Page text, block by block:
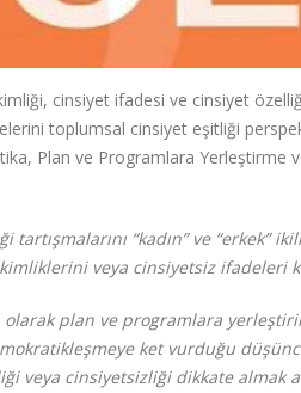
cinsiyet ifadesi ve cinsiyet
toplumsal cinsiyet eşitliği
Plan ve Programlara Yerleştirme
“kadın” ve “erkek”
kimliklerini veya cinsiyetsiz
plan ve programlara
ket vurduğu
veya cinsiyetsizliği dikkate almak